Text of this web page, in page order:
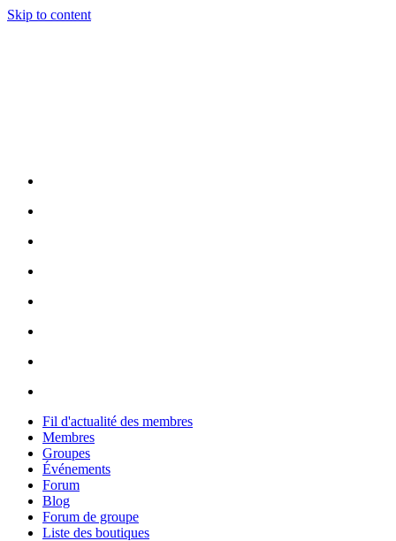
Skip to content
Fil d'actualité des membres
Membres
Groupes
Événements
Forum
Blog
Forum de groupe
Liste des boutiques